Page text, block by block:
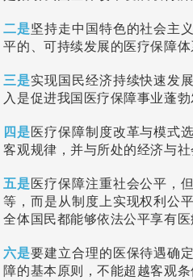
二是坚持走中国特色的社会主
平的、可持续发展的医疗保障体
三是实现国民经济持续快速发
入是促进我国医疗保障事业蓬勃
四是医疗保障制度改革与模式
客观规律，并与所处的经济与社
五是医疗保障注重社会公平，
等，而是从制度上实现权利公
全体国民都能够依法公平享有医
六是要建立合理的医保待遇确
障的基本原则，不能超越客观条